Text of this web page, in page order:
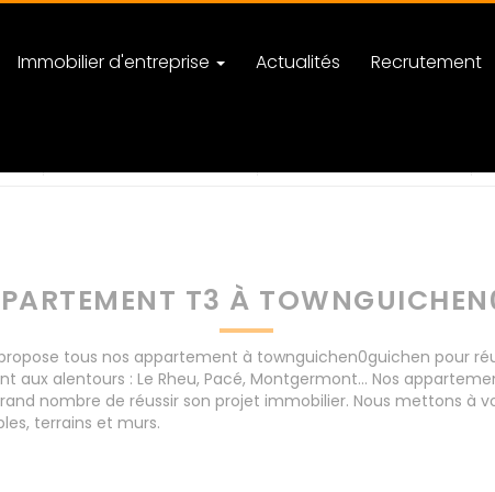
Immobilier d'entreprise Actualités Recrutement
T3 À
tous nos appartement à townguichen0guichen pour
aux alentours : Le Rheu, Pacé, Montgermont... Nos
nombre de réussir son projet immobilier. Nous mettons à
terrains et murs.